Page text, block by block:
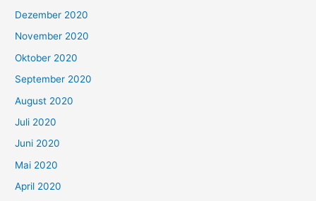
Dezember 2020
November 2020
Oktober 2020
September 2020
August 2020
Juli 2020
Juni 2020
Mai 2020
April 2020